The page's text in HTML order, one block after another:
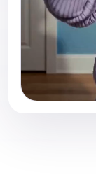
confiante e
realista,
detalhes
suave de
pele, vídeo